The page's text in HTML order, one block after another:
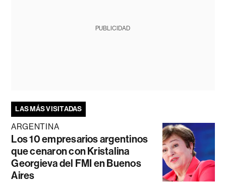
PUBLICIDAD
LAS MÁS VISITADAS
ARGENTINA
Los 10 empresarios argentinos
que cenaron con Kristalina
Georgieva del FMI en Buenos
Aires